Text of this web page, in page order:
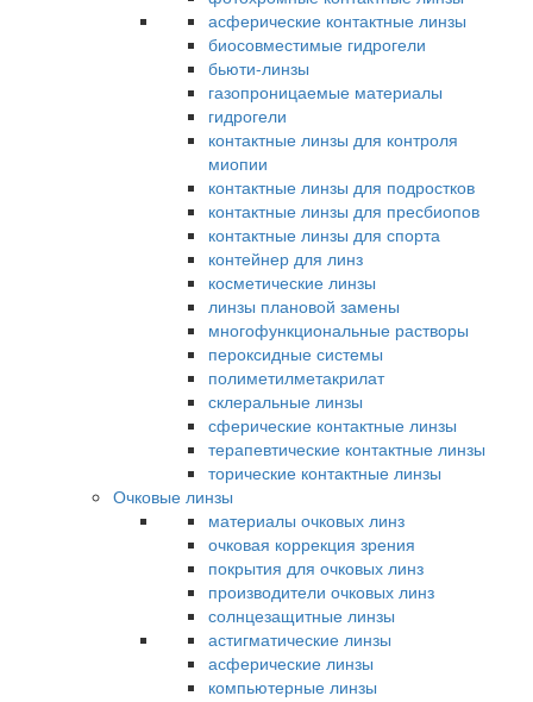
асферические контактные линзы
биосовместимые гидрогели
бьюти-линзы
газопроницаемые материалы
гидрогели
контактные линзы для контроля
миопии
контактные линзы для подростков
контактные линзы для пресбиопов
контактные линзы для спорта
контейнер для линз
косметические линзы
линзы плановой замены
многофункциональные растворы
пероксидные системы
полиметилметакрилат
склеральные линзы
сферические контактные линзы
терапевтические контактные линзы
торические контактные линзы
Очковые линзы
материалы очковых линз
очковая коррекция зрения
покрытия для очковых линз
производители очковых линз
солнцезащитные линзы
астигматические линзы
асферические линзы
компьютерные линзы